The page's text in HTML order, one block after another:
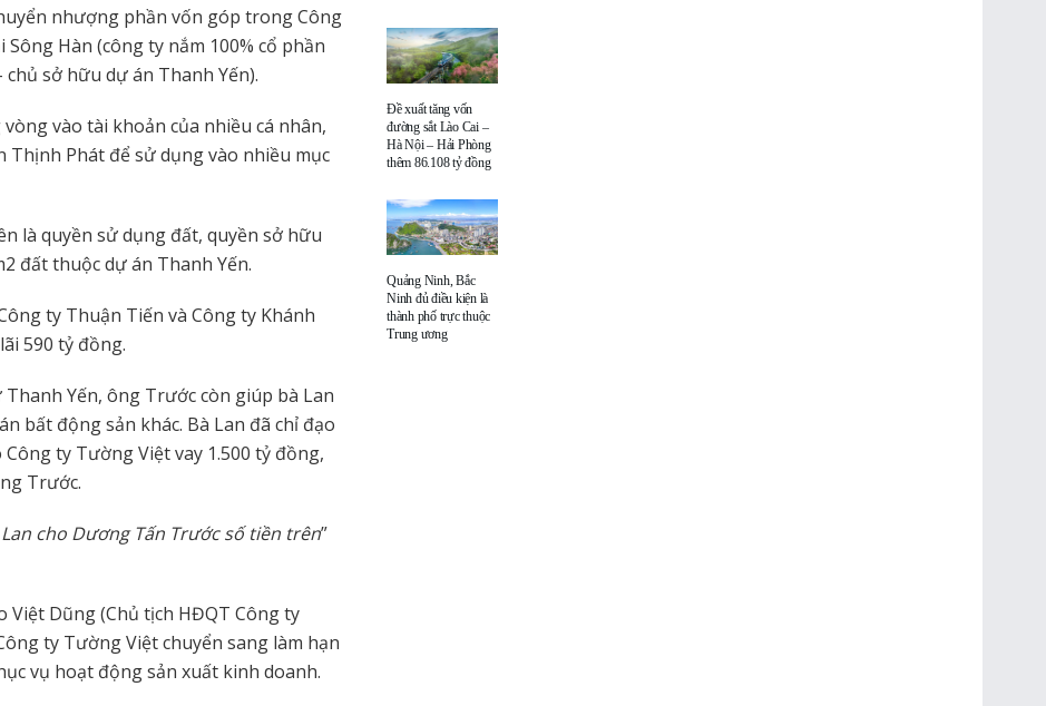
nhượng phần vốn góp trong Công
Hàn (công ty nắm 100% cổ phần
sở hữu dự án Thanh Yến).
vào tài khoản của nhiều cá nhân,
Phát để sử dụng vào nhiều mục
là quyền sử dụng đất, quyền sở hữu
đất thuộc dự án Thanh Yến.
ty Thuận Tiến và Công ty Khánh
590 tỷ đồng.
Yến, ông Trước còn giúp bà Lan
bất động sản khác. Bà Lan đã chỉ đạo
ty Tường Việt vay 1.500 tỷ đồng,
Trước.
cho Dương Tấn Trước số tiền trên”
Việt Dũng (Chủ tịch HĐQT Công ty
ty Tường Việt chuyển sang làm hạn
vụ hoạt động sản xuất kinh doanh.
Đề xuất tăng vốn
đường sắt Lào Cai –
Hà Nội – Hải Phòng
thêm 86.108 tỷ đồng
Quảng Ninh, Bắc
Ninh đủ điều kiện là
thành phố trực thuộc
Trung ương